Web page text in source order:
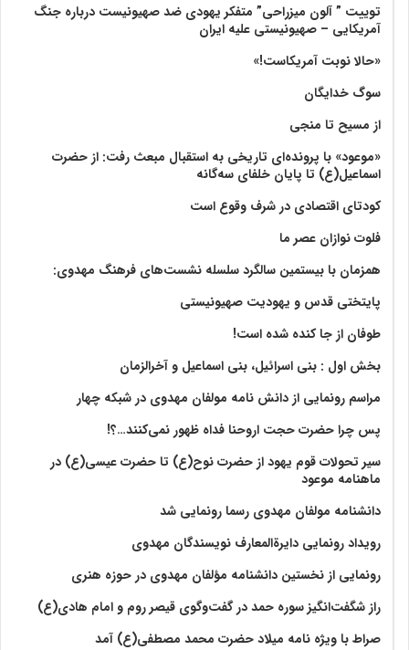
توییت ” آلون میزراحی” متفکر یهودی ضد صهیونیست درباره جنگ
آمریکایی – صهیونیستی علیه ایران
«حالا نوبت آمریکاست!»
سوگ خدایگان
از مسیح تا منجی
«موعود» با پرونده‌ای تاریخی به استقبال مبعث رفت: از حضرت
اسماعیل(ع) تا پایان خلفای سه‌گانه
کودتای اقتصادی در شرف وقوع است
فلوت نوازان عصر ما
همزمان با بیستمین سالگرد سلسله نشست‌های فرهنگ مهدوی:‌
پایتختی قدس و یهودیت صهیونیستی
طوفان از جا کنده شده است!
بخش اول : بنی اسرائیل، بنی اسماعیل و آخرالزمان
مراسم رونمایی از دانش نامه مولفان مهدوی در شبکه چهار
پس چرا حضرت حجت اروحنا فداه ظهور نمی‌کنند…؟!
سیر تحولات قوم یهود از حضرت نوح(ع) تا حضرت عیسی(ع) در
ماهنامه موعود
دانشنامه مولفان مهدوی رسما رونمایی شد
رویداد رونمایی دایرةالمعارف نویسندگان مهدوی
رونمایی از نخستین دانشنامه مؤلفان مهدوی در حوزه هنری
راز شگفت‌انگیز سوره حمد در گفت‌وگوی قیصر روم و امام هادی(ع)
صراط با ویژه نامه میلاد حضرت محمد مصطفی(ع) آمد